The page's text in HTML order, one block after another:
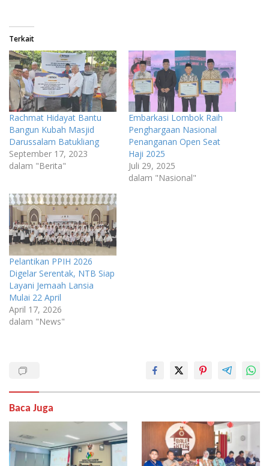
Terkait
Rachmat Hidayat Bantu
Bangun Kubah Masjid
Darussalam Batukliang
September 17, 2023
dalam "Berita"
Embarkasi Lombok Raih
Penghargaan Nasional
Penanganan Open Seat
Haji 2025
Juli 29, 2025
dalam "Nasional"
Pelantikan PPIH 2026
Digelar Serentak, NTB Siap
Layani Jemaah Lansia
Mulai 22 April
April 17, 2026
dalam "News"
Baca Juga